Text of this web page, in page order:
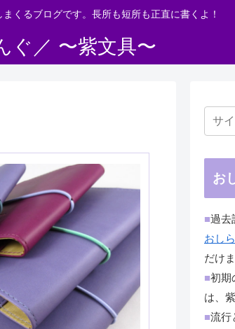
くるブログです。長所も短所も正直に書くよ！
ぐ／ 〜紫文具〜
お
■過去
おし
だけ
■初期
は、
■流行